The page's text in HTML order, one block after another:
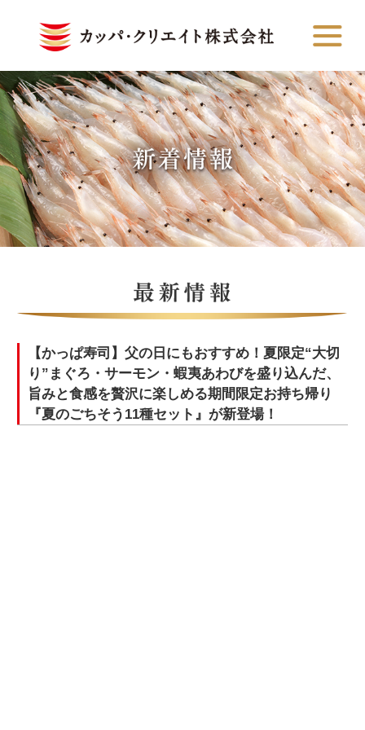
【かっぱ寿司】父の日にもおすすめ！夏限定“大切
り”まぐろ・サーモン・蝦夷あわびを盛り込んだ、
旨みと食感を贅沢に楽しめる期間限定お持ち帰り
『夏のごちそう11種セット』が新登場！